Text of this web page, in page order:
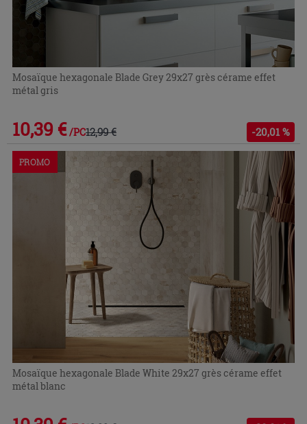
Mosaïque hexagonale Blade Grey 29x27 grès cérame effet
métal gris
10,39 € /PC12,99 € -20,01 %
PROMO
Mosaïque hexagonale Blade White 29x27 grès cérame effet
métal blanc